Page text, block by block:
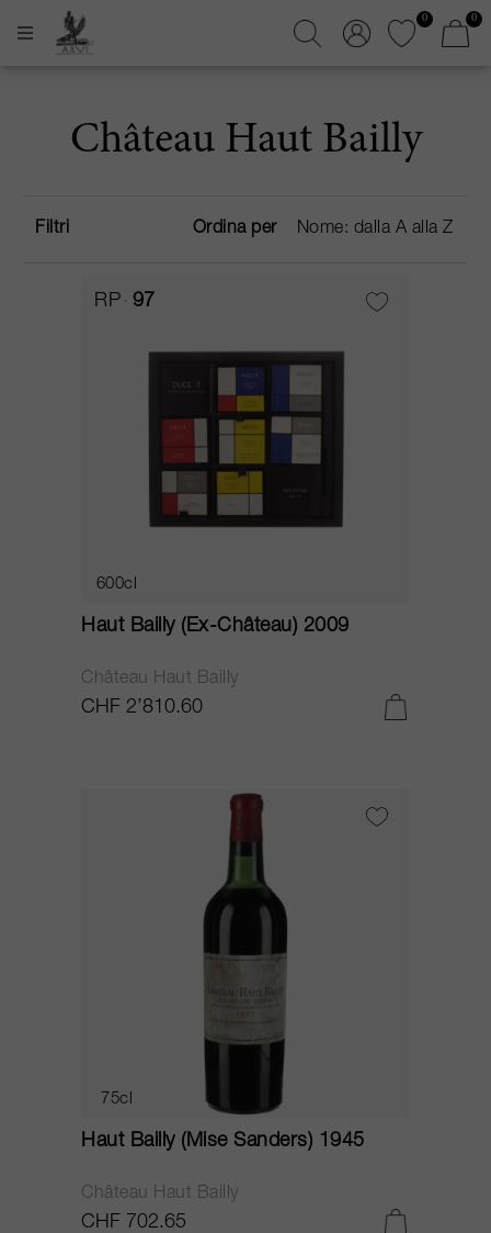
0 0
Château Haut Bailly
Filtri Ordina per
RP 97
600cl
Haut Bailly (Ex-Château) 2009
Château Haut Bailly
CHF 2’810.60
75cl
Haut Bailly (Mise Sanders) 1945
Château Haut Bailly
CHF 702.65